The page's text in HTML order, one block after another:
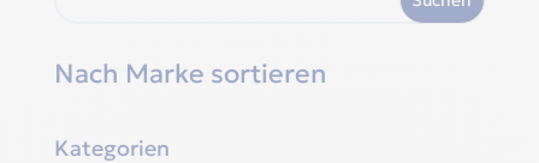
Nach Marke sortieren
Kategorien